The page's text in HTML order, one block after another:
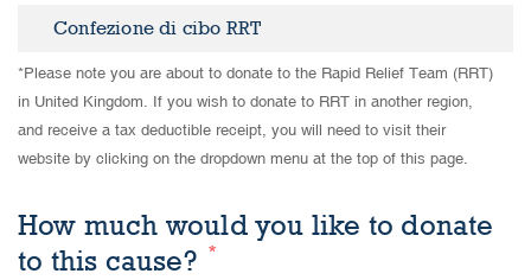
Confezione di cibo RRT
*Please note you are about to donate to the Rapid Relief Team (RRT)
in United Kingdom. If you wish to donate to RRT in another region,
and receive a tax deductible receipt, you will need to visit their
website by clicking on the dropdown menu at the top of this page.
How much would you like to donate
to this cause?
*